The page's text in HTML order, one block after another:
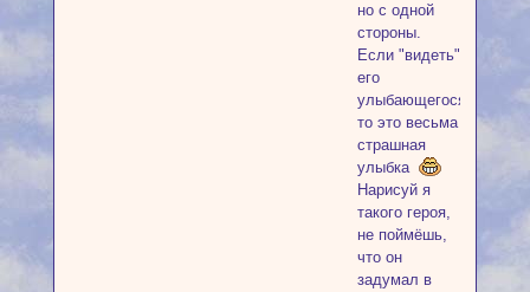
но с одной
стороны.
Если "видеть"
его
улыбающегося,
то это весьма
страшная
улыбка
Нарисуй я
такого героя,
не поймёшь,
что он
задумал в